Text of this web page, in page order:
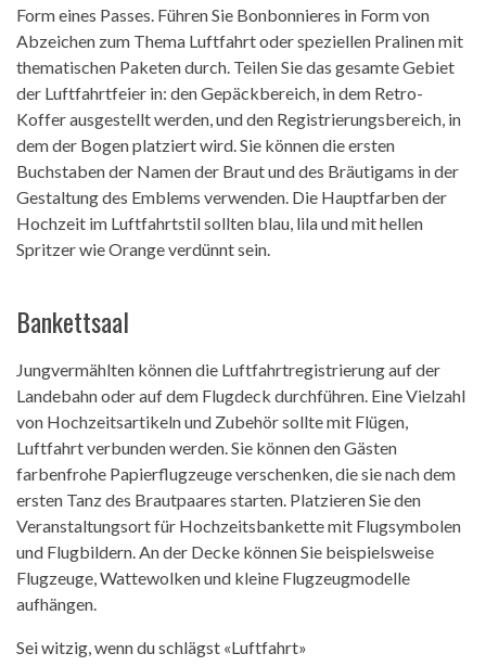
Form eines Passes. Führen Sie Bonbonnieres in Form von
Abzeichen zum Thema Luftfahrt oder speziellen Pralinen mit
thematischen Paketen durch. Teilen Sie das gesamte Gebiet
der Luftfahrtfeier in: den Gepäckbereich, in dem Retro-
Koffer ausgestellt werden, und den Registrierungsbereich, in
dem der Bogen platziert wird. Sie können die ersten
Buchstaben der Namen der Braut und des Bräutigams in der
Gestaltung des Emblems verwenden. Die Hauptfarben der
Hochzeit im Luftfahrtstil sollten blau, lila und mit hellen
Spritzer wie Orange verdünnt sein.
Bankettsaal
Jungvermählten können die Luftfahrtregistrierung auf der
Landebahn oder auf dem Flugdeck durchführen. Eine Vielzahl
von Hochzeitsartikeln und Zubehör sollte mit Flügen,
Luftfahrt verbunden werden. Sie können den Gästen
farbenfrohe Papierflugzeuge verschenken, die sie nach dem
ersten Tanz des Brautpaares starten. Platzieren Sie den
Veranstaltungsort für Hochzeitsbankette mit Flugsymbolen
und Flugbildern. An der Decke können Sie beispielsweise
Flugzeuge, Wattewolken und kleine Flugzeugmodelle
aufhängen.
Sei witzig, wenn du schlägst «Luftfahrt»